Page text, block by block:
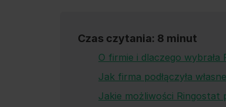
Czas czytania: 8 minut
O firmie i dlaczego wybrała
Jak firma podłączyła
Jakie możliwości Ringostat